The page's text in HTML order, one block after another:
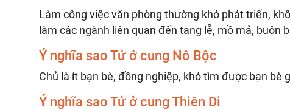
Làm công việc văn phòng thường khó phát triển,
làm các ngành liên quan đến tang lễ, mồ mả, buôn
Ý nghĩa sao Tử ở cung Nô Bộc
Chủ là ít bạn bè, đồng nghiệp, khó tìm được bạn bè
Ý nghĩa sao Tử ở cung Thiên Di